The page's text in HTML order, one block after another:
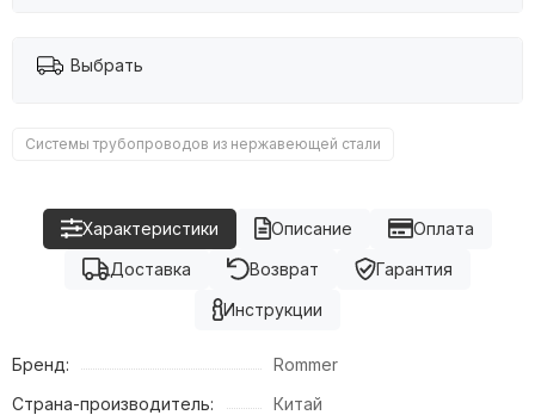
Выбрать
Системы трубопроводов из нержавеющей стали
Описание
Характеристики
Оплата
Доставка
Возврат
Гарантия
Инструкции
Бренд:
Rommer
Страна-производитель:
Китай